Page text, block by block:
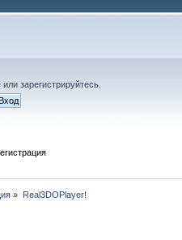
илизарегистрируйтесь
» Real3DOPlayer!